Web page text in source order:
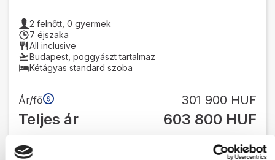
2 felnőtt, 0 gyermek
7 éjszaka
All inclusive
Budapest poggyászt tartalmaz
Kétágyas standard szoba
Ár/fő 301 900 HUF
Teljes ár 603 800 HUF